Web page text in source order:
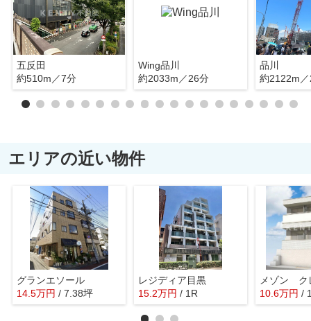
五反田
約510m／7分
Wing品川
約2033m／26分
品川
約2122m
エリアの近い物件
グランエソール
14.5万円 / 7.38坪
レジディア目黒
15.2万円 / 1R
メゾン ク
10.6万円 /